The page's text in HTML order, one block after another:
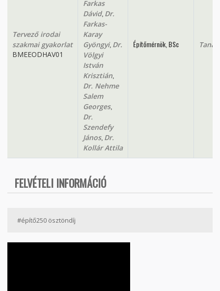
Tervező irodai
szakmai gyakorlat
BMEEODHAV01
Farkas
Dávid, Dr.
Farkas-
Karay
Gyöngyi, Dr.
Völgyi
István
Krisztián
Dr. Nehme
Salem
Georges,
Dr.
Szendefy
János, Dr.
Kollár Attila
Építőmérnök, BSc
FELVÉTELI INFORMÁCIÓ
#építő250 ösztöndíj